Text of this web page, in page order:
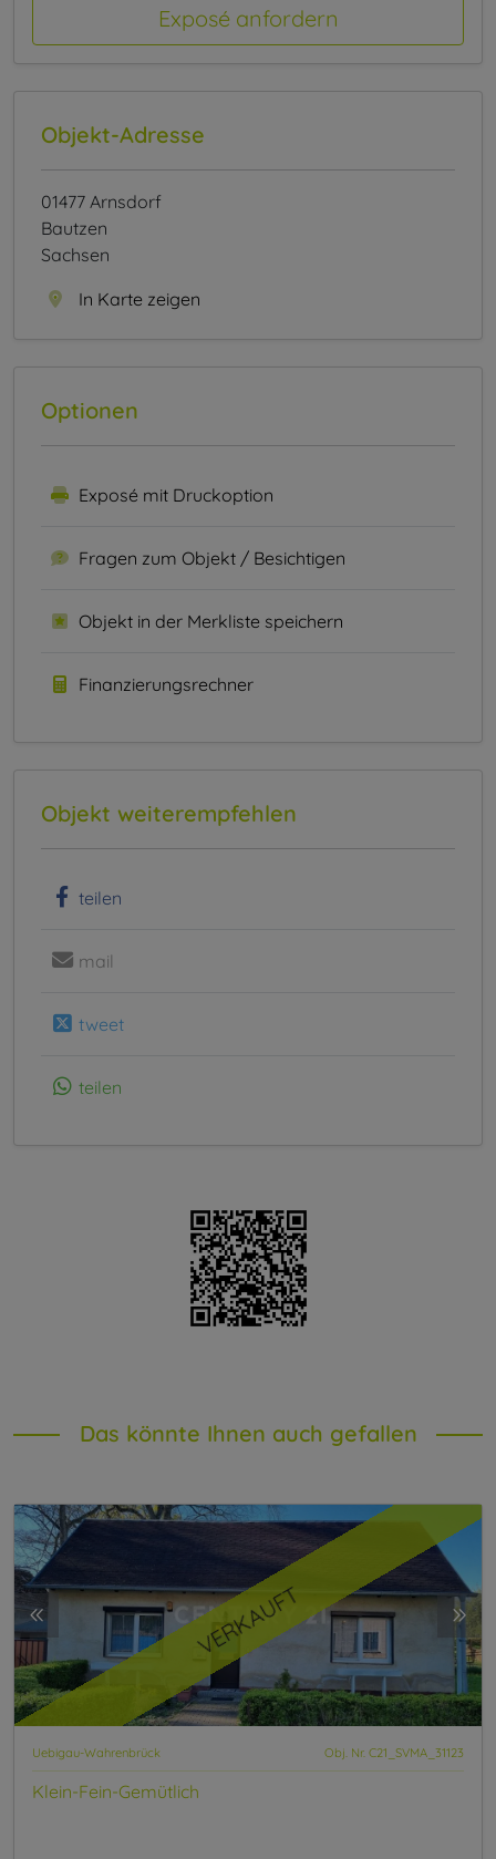
Exposé anfordern
Objekt-Adresse
01477 Arnsdorf
Bautzen
Sachsen
In Karte zeigen
Optionen
Exposé mit Druckoption
Fragen zum Objekt / Besichtigen
Objekt in der Merkliste speichern
Finanzierungsrechner
Objekt weiterempfehlen
teilen
mail
tweet
teilen
Das könnte Ihnen auch gefallen
VERKAUFT
Uebigau-Wahrenbrück Obj. Nr. C21_SVMA_31123
Klein-Fein-Gemütlich